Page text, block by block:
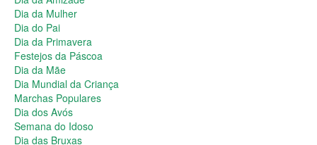
Marchas Populares
Dia dos Avós
Semana do Idoso
Dia das Bruxas
Dia de S.Martinho
Aniversários da Instituição
Almoço / Lanche de Natal
Atividades Semanais
Época Balnear
Feiras e Exposições
Dia da Mulher
Dia do Pai
Dia da Primavera
Festejos da Páscoa
Dia da Mãe
Dia Mundial da Criança
Marchas Populares
Dia dos Avós
Semana do Idoso
Dia das Bruxas